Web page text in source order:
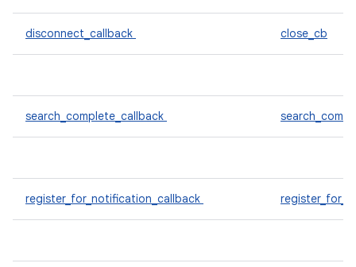
disconnect_callback close_cb
search_complete_callback
register_for_notification_callback